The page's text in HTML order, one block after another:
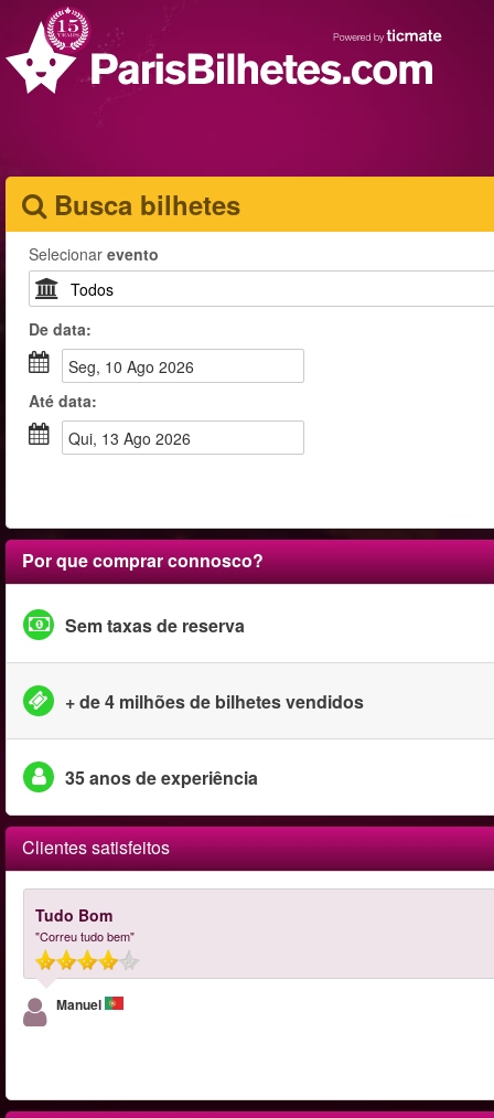
Busca bilhetes
Selecionar evento
De data:
Seg, 10 Ago 2026
Até data:
Qui, 13 Ago 2026
Por que comprar connosco?
Sem taxas de reserva
+ de 4 milhões de bilhetes vendidos
35 anos de experiência
Clientes satisfeitos
Tudo Bom
"Correu tudo bem"
Manuel